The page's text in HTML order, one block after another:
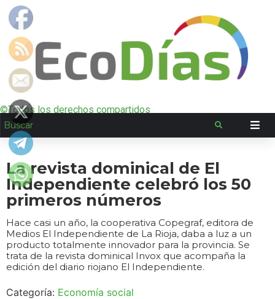
©Todos los derechos compartidos
La revista dominical de El
Independiente celebró los 50
primeros números
Hace casi un año, la cooperativa Copegraf, editora de
Medios El Independiente de La Rioja, daba a luz a un
producto totalmente innovador para la provincia. Se
trata de la revista dominical Invox que acompaña la
edición del diario riojano El Independiente.
Categoría: Economía social